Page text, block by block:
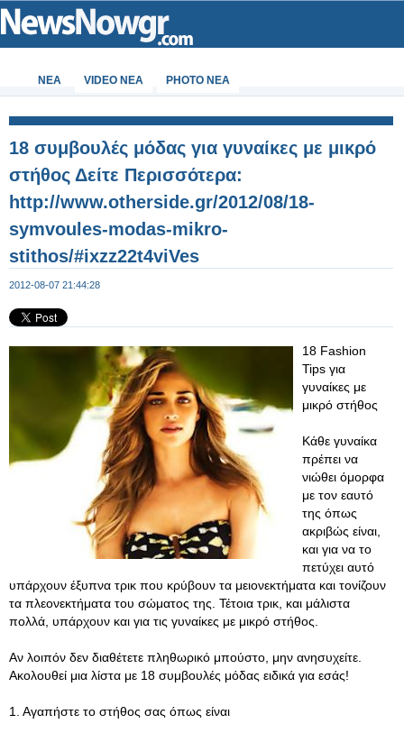
ΝΕΑ VIDEO NEA PHOTO NEA
18 συμβουλές μόδας για γυναίκες με μικρό
στήθος Δείτε Περισσότερα:
http://www.otherside.gr/2012/08/18-
symvoules-modas-mikro-
stithos/#ixzz22t4viVes
2012-08-07 21:44:28
18 Fashion
Tips για
γυναίκες με
μικρό στήθος
Κάθε γυναίκα
πρέπει να
νιώθει όμορφα
με τον εαυτό
της όπως
ακριβώς είναι,
και για να το
πετύχει αυτό
υπάρχουν έξυπνα τρικ που κρύβουν τα μειονεκτήματα και τονίζουν
τα πλεονεκτήματα του σώματος της. Τέτοια τρικ, και μάλιστα
πολλά, υπάρχουν και για τις γυναίκες με μικρό στήθος.
Αν λοιπόν δεν διαθέτετε πληθωρικό μπούστο, μην ανησυχείτε.
Ακολουθεί μια λίστα με 18 συμβουλές μόδας ειδικά για εσάς!
1. Αγαπήστε το στήθος σας όπως είναι